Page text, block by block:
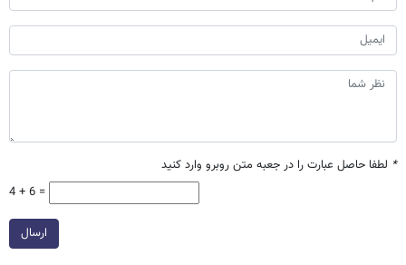
* لطفا حاصل عبارت را در جعبه متن روبرو وارد کنید
4 + 6 =
ارسال